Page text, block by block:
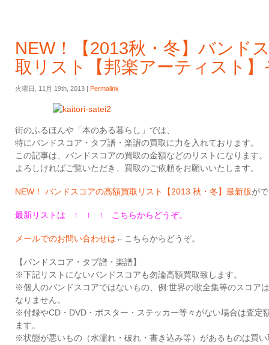
NEW！【2013秋・冬】バンド
取リスト【邦楽アーティスト】
火曜日, 11月 19th, 2013 | Permalink
街のふるほんや「本のある暮らし」では、
特にバンドスコア・タブ譜・楽譜の買取に力を入れております。
この記事は、バンドスコアの買取の金額などのリストになります。
よろしければご覧いただき、買取のご依頼をお願いいたします。
NEW！ バンドスコアの高額買取リスト【2013 秋・冬】最新版が
最新リストは ↑ ↑ ↑ こちらからどうぞ。
メールでのお問い合わせは ←こちらからどうぞ。
【バンドスコア・タブ譜・楽譜】
※下記リストにないバンドスコアも勿論高額買取致します。
※個人のバンドスコアではないもの、例:世界の歌全集等のスコア
なりません。
※付録やCD・DVD・ポスター・ステッカー等々がない場合は査定
ます。
※状態が悪いもの（水濡れ・破れ・書き込み等）があるものは買